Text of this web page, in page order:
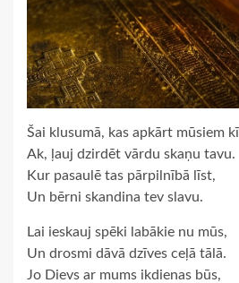
Šai klusumā, kas apkārt mūsiem
Ak, ļauj dzirdēt vārdu skaņu tavu.
Kur pasaulē tas pārpilnībā līst,
Un bērni skandina tev slavu.
Lai ieskauj spēki labākie nu mūs,
Un drosmi dāvā dzīves ceļā tālā.
Jo Dievs ar mums ikdienas būs,